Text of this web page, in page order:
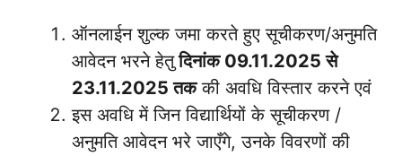
ऑनलाईन शुल्क जमा करते हुए सूचीकरण/अनुमति
आवेदन भरने हेतुदिनांक 09.11.2025 से
23.11.2025 तककी अवधि विस्तार करने एवं
इस अवधि में जिन विद्यार्थियों के सूचीकरण /
अनुमति आवेदन भरे जाएँगे, उनके विवरणों की